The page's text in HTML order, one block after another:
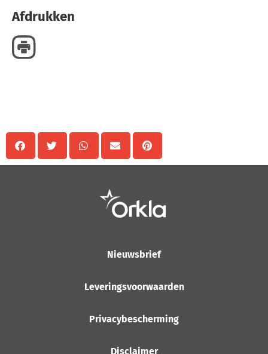
Afdrukken
Nieuwsbrief
Leveringsvoorwaarden
Privacybescherming
Disclaimer